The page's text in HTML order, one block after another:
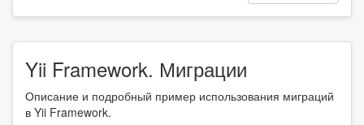
Yii Framework. Миграции
Описание и подробный пример использования миграций
в Yii Framework.